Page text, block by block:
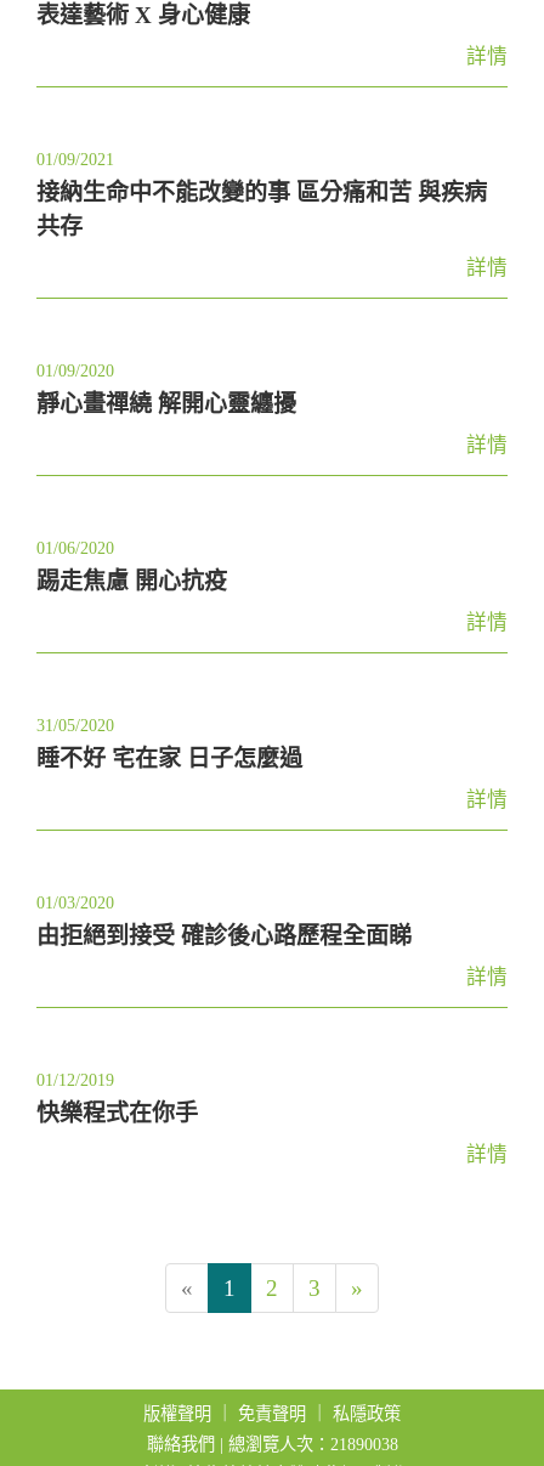
表達藝術 X 身心健康
詳情
01/09/2021
接納生命中不能改變的事 區分痛和苦 與疾病
共存
詳情
01/09/2020
靜心畫禪繞 解開心靈纏擾
詳情
01/06/2020
踢走焦慮 開心抗疫
詳情
31/05/2020
睡不好 宅在家 日子怎麼過
詳情
01/03/2020
由拒絕到接受 確診後心路歷程全面睇
詳情
01/12/2019
快樂程式在你手
詳情
« 1 2 3 »
版權聲明 免責聲明
私隱政策
聯絡我們 | 總瀏覽人次：21890038